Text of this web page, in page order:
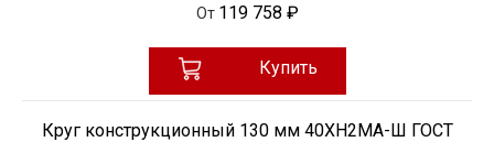
От 119 758 ₽
Купить
Круг конструкционный 130 мм 40ХН2МА-Ш ГОСТ